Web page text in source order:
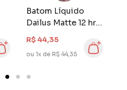
Batom Líquido
Dailus Matte 12 hrs
Cappuccino
R$ 44,35
ou 1x de R$ 44,35